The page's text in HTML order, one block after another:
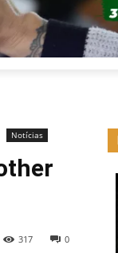
Notícias
0
317